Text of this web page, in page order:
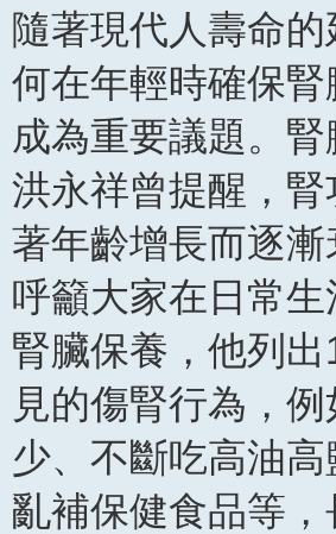
隨著現代人壽命的
何在年輕時確保腎
成為重要議題。
洪永祥曾提醒，腎
著年齡增長而逐漸
呼籲大家在日常
腎臟保養，他列出
見的傷腎行為，
少、不斷吃高油高
亂補保健食品等，